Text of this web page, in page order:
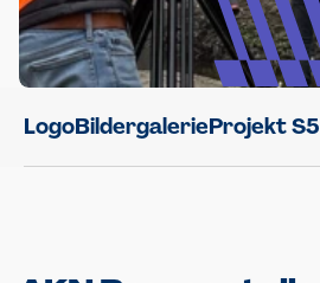
LogoBildergalerieProjekt S5